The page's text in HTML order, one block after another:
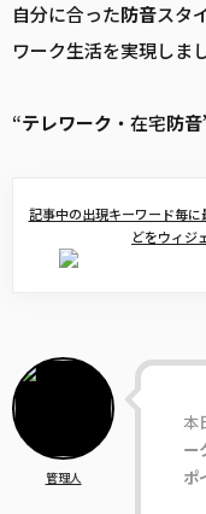
自分に合った防音スタ
ワーク生活を実現しま
“テレワーク ・在宅防音
記事中の出現キーワード毎
どをウィジ
管理人
本
ー
ポ